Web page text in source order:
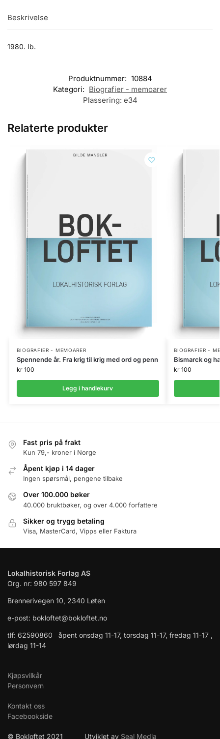
Beskrivelse
1980. Ib.
Produktnummer: 10884
Kategori: Biografier - memoarer
Plassering: e34
Relaterte produkter
BIOGRAFIER - MEMOARER
Spennende år. Fra krig til krig med ord og penn
kr100
Legg i handlekurv
BIOGRAFIER -
Bismarck og
kr100
Fast pris på frakt
Kun 79,- kroner i Norge
Åpent kjøp i 14 dager
Ingen spørsmål, pengene tilbake
Over 100.000 bøker
40.000 bruktbøker, og over 4.000 forfattere
Sikker og trygg betaling
Visa, MasterCard, Vipps eller Faktura
Lokalhistorisk Forlag AS
Org. nr: 980 597 849
Brennerivegen 10, 2340 Løten
e-post: bokloftet@bokloftet.no
tlf: 62590860 åpent onsdag 11-17, torsdag 11-17, fredag 11-17 ,
lørdag 11-14
Kjøpsvilkår
Personvern
Kontakt oss
Facebookside
© Bokloftet 2021 Utviklet av Seal Media